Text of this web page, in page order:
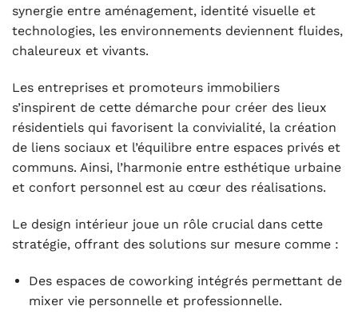
synergie entre aménagement, identité visuelle et
technologies, les environnements deviennent fluides,
chaleureux et vivants.
Les entreprises et promoteurs immobiliers
s’inspirent de cette démarche pour créer des lieux
résidentiels qui favorisent la convivialité, la création
de liens sociaux et l’équilibre entre espaces privés et
communs. Ainsi, l’harmonie entre esthétique urbaine
et confort personnel est au cœur des réalisations.
Le design intérieur joue un rôle crucial dans cette
stratégie, offrant des solutions sur mesure comme :
Des espaces de coworking intégrés permettant de
mixer vie personnelle et professionnelle.